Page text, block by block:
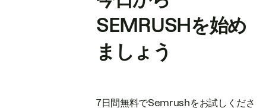
SEMRUSHを始め
ましょう
7日間無料でSemrushをお試しくださ